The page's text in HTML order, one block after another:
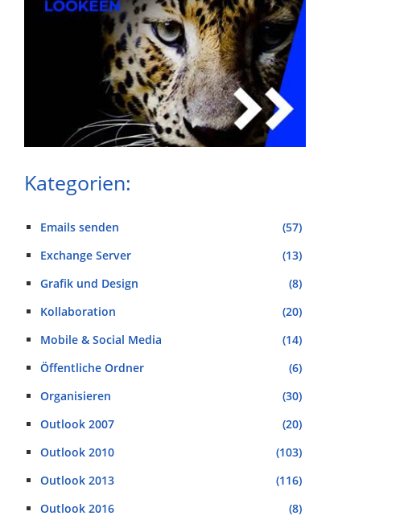
Kategorien:
Emails senden
(57)
Exchange Server
(13)
Grafik und Design
(8)
Kollaboration
(20)
Mobile & Social Media
(14)
Öffentliche Ordner
(6)
Organisieren
(30)
Outlook 2007
(20)
Outlook 2010
(103)
Outlook 2013
(116)
Outlook 2016
(8)